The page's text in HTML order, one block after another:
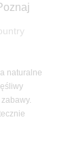
naturalne